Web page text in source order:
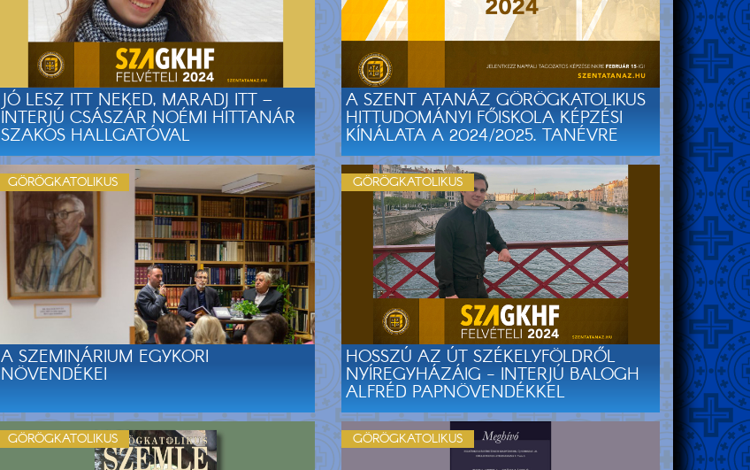
JÓ LESZ ITT NEKED, MARADJ ITT –
INTERJÚ CSÁSZÁR NOÉMI HITTANÁR
SZAKOS HALLGATÓVAL
A SZENT ATANÁZ GÖRÖGKATOLIKUS
HITTUDOMÁNYI FŐISKOLA KÉPZÉSI
KÍNÁLATA A 2024/2025. TANÉVRE
A SZEMINÁRIUM EGYKORI
NÖVENDÉKEI
GÖRÖGKATOLIKUS
HOSSZÚ AZ ÚT SZÉKELYFÖLDRŐL
NYÍREGYHÁZÁIG - INTERJÚ BALOGH
ALFRÉD PAPNÖVENDÉKKEL
GÖRÖGKATOLIKUS
GÖRÖGKATOLIKUS GÖRÖGKATOLIKUS